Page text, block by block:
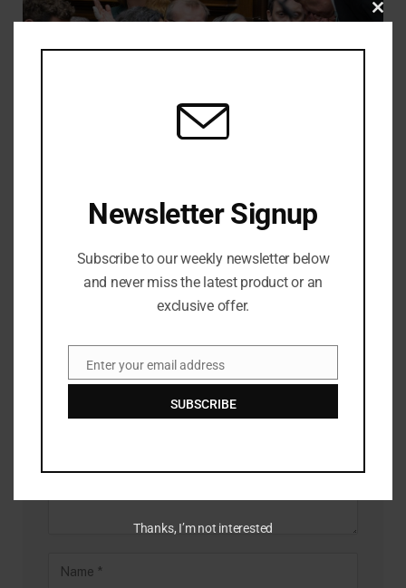
saya' pada Pertanyaan Perdana Menteri terakhirnya
Newsletter Signup
Subscribe to our weekly newsletter below
and never miss the latest product or an
exclusive offer.
EmailEnter your email address
SUBSCRIBE
Thanks, I’m not interested